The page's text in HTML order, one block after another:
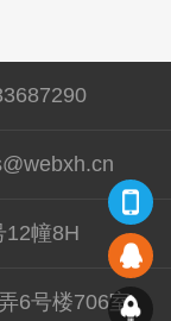
12幢8H
6号楼706室